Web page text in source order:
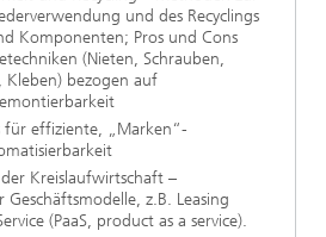
und des Recyclings
Komponenten; Pros und Cons
(Nieten, Schrauben,
Kleben) bezogen auf
für effiziente, „Marken“-
Kreislaufwirtschaft –
z.B. Leasing
(PaaS, product as a service).